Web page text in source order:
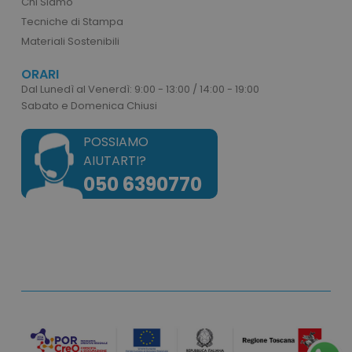
Tecniche di Stampa
Materiali Sostenibili
ORARI
Dal Lunedì al Venerdì: 9:00 - 13:00 / 14:00 - 19:00
Sabato e Domenica Chiusi
POSSIAMO
AIUTARTI?
050 6390770
necessari.
Nome
utm_campaign
recently_viewed_product_previous
Adobe Inc.